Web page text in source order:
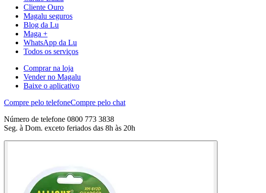
Cliente Ouro
Magalu seguros
Blog da Lu
Maga +
WhatsApp da Lu
Todos os serviços
Comprar na loja
Vender no Magalu
Baixe o aplicativo
Compre pelo telefoneCompre pelo chat
Número de telefone 0800 773 3838
Seg. à Dom. exceto feriados das 8h às 20h